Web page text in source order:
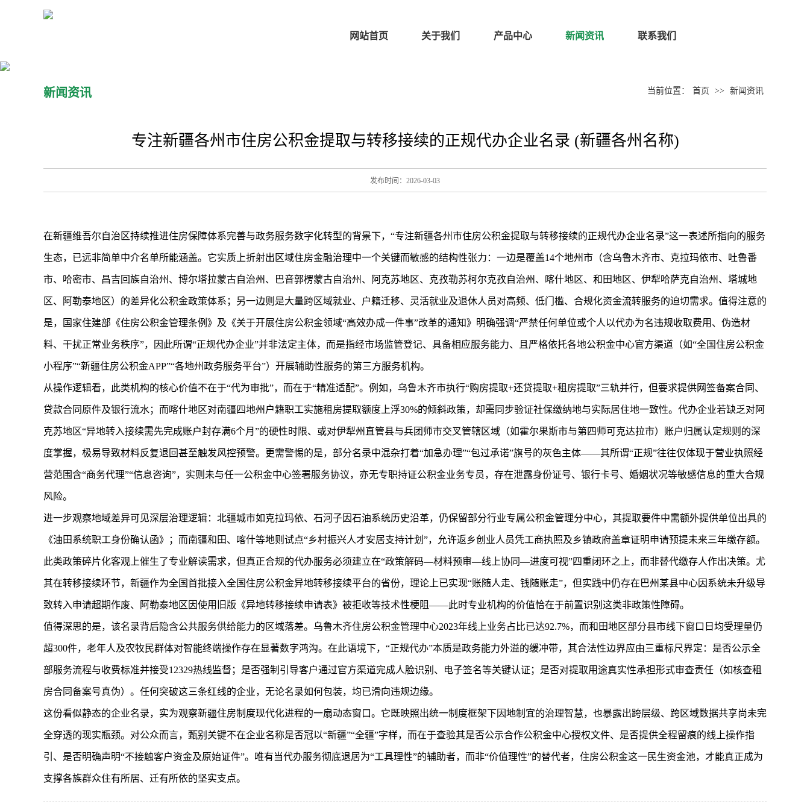
网站首页 关于我们 产品中心 新闻资讯 联系我们
新闻资讯 当前位置： 首页 >> 新闻资讯
专注新疆各州市住房公积金提取与转移接续的正规代办企业名录 (新疆各州名称)
发布时间：2026-03-03
在新疆维吾尔自治区持续推进住房保障体系完善与政务服务数字化转型的背景下，“专注新疆各州市住房公积金提取与转移接续的正规代办企业名录”这一表述所指向的服务
生态，已远非简单中介名单所能涵盖。它实质上折射出区域住房金融治理中一个关键而敏感的结构性张力：一边是覆盖14个地州市（含乌鲁木齐市、克拉玛依市、吐鲁番
市、哈密市、昌吉回族自治州、博尔塔拉蒙古自治州、巴音郭楞蒙古自治州、阿克苏地区、克孜勒苏柯尔克孜自治州、喀什地区、和田地区、伊犁哈萨克自治州、塔城地
区、阿勒泰地区）的差异化公积金政策体系；另一边则是大量跨区域就业、户籍迁移、灵活就业及退休人员对高频、低门槛、合规化资金流转服务的迫切需求。值得注意的
是，国家住建部《住房公积金管理条例》及《关于开展住房公积金领域“高效办成一件事”改革的通知》明确强调“严禁任何单位或个人以代办为名违规收取费用、伪造材
料、干扰正常业务秩序”，因此所谓“正规代办企业”并非法定主体，而是指经市场监管登记、具备相应服务能力、且严格依托各地公积金中心官方渠道（如“全国住房公积金
小程序”“新疆住房公积金APP”“各地州政务服务平台”）开展辅助性服务的第三方服务机构。
从操作逻辑看，此类机构的核心价值不在于“代为审批”，而在于“精准适配”。例如，乌鲁木齐市执行“购房提取+还贷提取+租房提取”三轨并行，但要求提供网签备案合同、
贷款合同原件及银行流水；而喀什地区对南疆四地州户籍职工实施租房提取额度上浮30%的倾斜政策，却需同步验证社保缴纳地与实际居住地一致性。代办企业若缺乏对阿
克苏地区“异地转入接续需先完成账户封存满6个月”的硬性时限、或对伊犁州直管县与兵团师市交叉管辖区域（如霍尔果斯市与第四师可克达拉市）账户归属认定规则的深
度掌握，极易导致材料反复退回甚至触发风控预警。更需警惕的是，部分名录中混杂打着“加急办理”“包过承诺”旗号的灰色主体——其所谓“正规”往往仅体现于营业执照经
营范围含“商务代理”“信息咨询”，实则未与任一公积金中心签署服务协议，亦无专职持证公积金业务专员，存在泄露身份证号、银行卡号、婚姻状况等敏感信息的重大合规
风险。
进一步观察地域差异可见深层治理逻辑：北疆城市如克拉玛依、石河子因石油系统历史沿革，仍保留部分行业专属公积金管理分中心，其提取要件中需额外提供单位出具的
《油田系统职工身份确认函》；而南疆和田、喀什等地则试点“乡村振兴人才安居支持计划”，允许返乡创业人员凭工商执照及乡镇政府盖章证明申请预提未来三年缴存额。
此类政策碎片化客观上催生了专业解读需求，但真正合规的代办服务必须建立在“政策解码—材料预审—线上协同—进度可视”四重闭环之上，而非替代缴存人作出决策。尤
其在转移接续环节，新疆作为全国首批接入全国住房公积金异地转移接续平台的省份，理论上已实现“账随人走、钱随账走”，但实践中仍存在巴州某县中心因系统未升级导
致转入申请超期作废、阿勒泰地区因使用旧版《异地转移接续申请表》被拒收等技术性梗阻——此时专业机构的价值恰在于前置识别这类非政策性障碍。
值得深思的是，该名录背后隐含公共服务供给能力的区域落差。乌鲁木齐住房公积金管理中心2023年线上业务占比已达92.7%，而和田地区部分县市线下窗口日均受理量仍
超300件，老年人及农牧民群体对智能终端操作存在显著数字鸿沟。在此语境下，“正规代办”本质是政务能力外溢的缓冲带，其合法性边界应由三重标尺界定：是否公示全
部服务流程与收费标准并接受12329热线监督；是否强制引导客户通过官方渠道完成人脸识别、电子签名等关键认证；是否对提取用途真实性承担形式审查责任（如核查租
房合同备案号真伪）。任何突破这三条红线的企业，无论名录如何包装，均已滑向违规边缘。
这份看似静态的企业名录，实为观察新疆住房制度现代化进程的一扇动态窗口。它既映照出统一制度框架下因地制宜的治理智慧，也暴露出跨层级、跨区域数据共享尚未完
全穿透的现实瓶颈。对公众而言，甄别关键不在企业名称是否冠以“新疆”“全疆”字样，而在于查验其是否公示合作公积金中心授权文件、是否提供全程留痕的线上操作指
引、是否明确声明“不接触客户资金及原始证件”。唯有当代办服务彻底退居为“工具理性”的辅助者，而非“价值理性”的替代者，住房公积金这一民生资金池，才能真正成为
支撑各族群众住有所居、迁有所依的坚实支点。